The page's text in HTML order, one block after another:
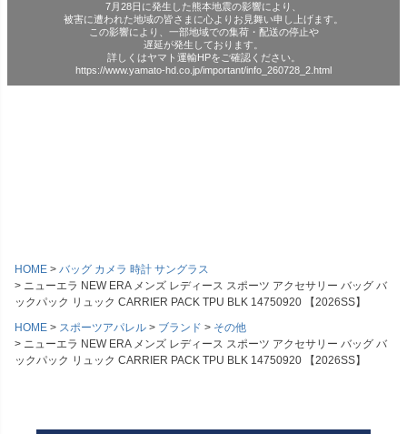
7月28日に発生した熊本地震の影響により、
被害に遭われた地域の皆さまに心よりお見舞い申し上げます。
この影響により、一部地域での集荷・配送の停止や
遅延が発生しております。
詳しくはヤマト運輸HPをご確認ください。
https://www.yamato-hd.co.jp/important/info_260728_2.html
HOME
バッグ カメラ 時計 サングラス
ニューエラ NEW ERA メンズ レディース スポーツ アクセサリー バッグ バ
ックパック リュック CARRIER PACK TPU BLK 14750920 【2026SS】
HOME
スポーツアパレル ブランド
その他
ニューエラ NEW ERA メンズ レディース スポーツ アクセサリー バッグ バ
ックパック リュック CARRIER PACK TPU BLK 14750920 【2026SS】